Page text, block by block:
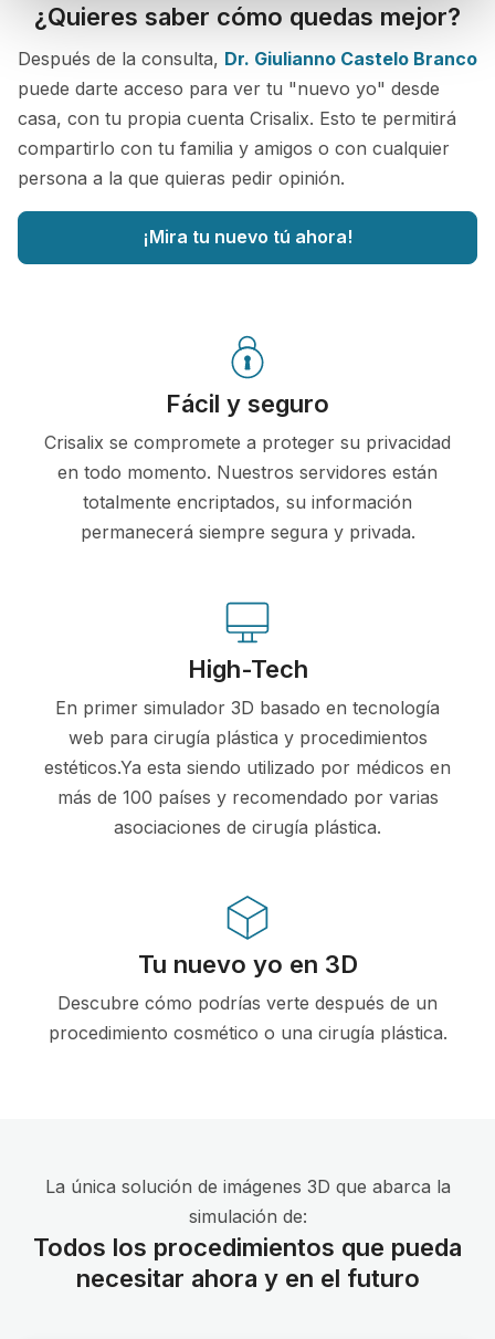
¿Quieres saber cómo quedas mejor?
Después de la consulta, Dr. Giulianno Castelo Branco
puede darte acceso para ver tu "nuevo yo" desde
casa, con tu propia cuenta Crisalix. Esto te permitirá
compartirlo con tu familia y amigos o con cualquier
persona a la que quieras pedir opinión.
¡Mira tu nuevo tú ahora!
Fácil y seguro
Crisalix se compromete a proteger su privacidad
en todo momento. Nuestros servidores están
totalmente encriptados, su información
permanecerá siempre segura y privada.
High-Tech
En primer simulador 3D basado en tecnología
web para cirugía plástica y procedimientos
estéticos.Ya esta siendo utilizado por médicos en
más de 100 países y recomendado por varias
asociaciones de cirugía plástica.
Tu nuevo yo en 3D
Descubre cómo podrías verte después de un
procedimiento cosmético o una cirugía plástica.
La única solución de imágenes 3D que abarca la
simulación de:
Todos los procedimientos que pueda
necesitar ahora y en el futuro